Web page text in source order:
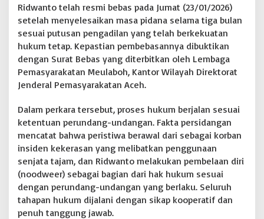
a
p
a
Ridwanto telah resmi bebas pada Jumat (23/01/2026)
setelah menyelesaikan masa pidana selama tiga bulan
sesuai putusan pengadilan yang telah berkekuatan
hukum tetap. Kepastian pembebasannya dibuktikan
dengan Surat Bebas yang diterbitkan oleh Lembaga
Pemasyarakatan Meulaboh, Kantor Wilayah Direktorat
Jenderal Pemasyarakatan Aceh.
Dalam perkara tersebut, proses hukum berjalan sesuai
ketentuan perundang-undangan. Fakta persidangan
mencatat bahwa peristiwa berawal dari sebagai korban
insiden kekerasan yang melibatkan penggunaan
senjata tajam, dan Ridwanto melakukan pembelaan diri
(noodweer) sebagai bagian dari hak hukum sesuai
dengan perundang-undangan yang berlaku. Seluruh
tahapan hukum dijalani dengan sikap kooperatif dan
penuh tanggung jawab.